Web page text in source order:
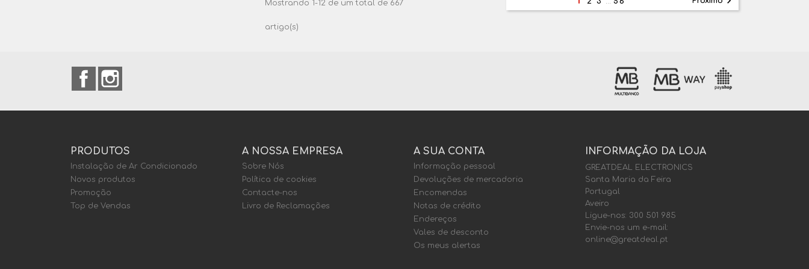
Mostrando 1-12 de um total de 667
artigo(s)
Facebook
PRODUTOS
Instalação de Ar Condicionado
Novos produtos
Promoção
Top de Vendas
A NOSSA EMPRESA
Sobre Nós
Política de cookies
Contacte-nos
Livro de Reclamações
A SUA CONTA
Informação pessoal
Devoluções de mercadoria
Encomendas
Notas de crédito
Endereços
Vales de desconto
Os meus alertas
INFORMAÇÃO DA LOJA
GREATDEAL ELECTRONICS
Santa Maria da Feira
Portugal
Aveiro
Ligue-nos: 300 501 985
Envie-nos um e-mail:
online@greatdeal.pt